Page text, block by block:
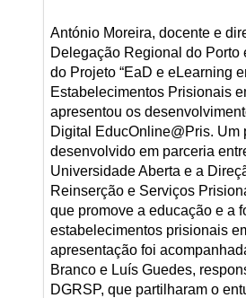
António Moreira, docente e
Delegação Regional do Porto
do Projeto “EaD e eLearning
Estabelecimentos Prisionais
apresentou os
Digital EducOnline@Pris. Um
desenvolvido em parceria
Universidade Aberta e a
Reinserção e Serviços
que promove a educação e a
estabelecimentos prisionais
apresentação foi
Branco e Luís Guedes,
DGRSP, que partilharam o